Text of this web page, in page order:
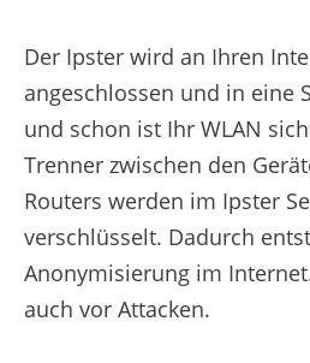
Der Ipster wird an Ihren
angeschlossen und in eine
und schon ist Ihr WLAN
Trenner zwischen den
Routers werden im Ipster
verschlüsselt. Dadurch
Anonymisierung im
auch vor Attacken.